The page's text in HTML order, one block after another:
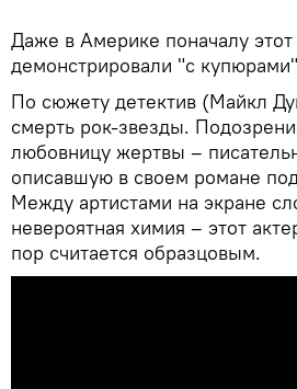
Даже в Америке поначалу
демонстрировали "с
По сюжету детектив (Майкл
смерть рок-звезды.
любовницу жертвы –
описавшую в своем романе
Между артистами на экране
невероятная химия – этот
пор считается образцовым.